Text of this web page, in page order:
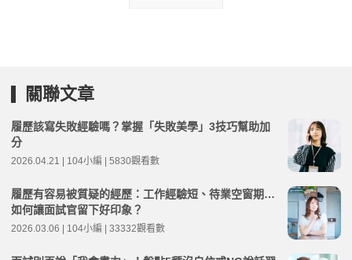
關聯文章
履歷該寫失敗經驗嗎？掌握「失敗美學」3技巧幫助加
分
2026.04.21 | 104小編 | 5830觀看數
履歷有容易被質疑的經歷：工作經驗短、待業空窗期…
如何讓面試官留下好印象？
2026.03.06 | 104小編 | 33332觀看數